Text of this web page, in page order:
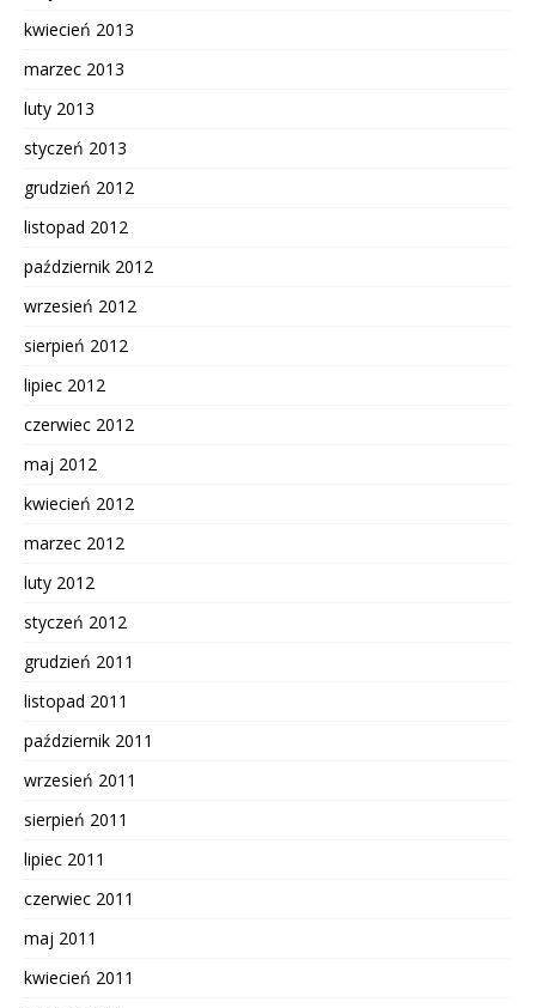
kwiecień 2013
marzec 2013
luty 2013
styczeń 2013
grudzień 2012
listopad 2012
październik 2012
wrzesień 2012
sierpień 2012
lipiec 2012
czerwiec 2012
maj 2012
kwiecień 2012
marzec 2012
luty 2012
styczeń 2012
grudzień 2011
listopad 2011
październik 2011
wrzesień 2011
sierpień 2011
lipiec 2011
czerwiec 2011
maj 2011
kwiecień 2011